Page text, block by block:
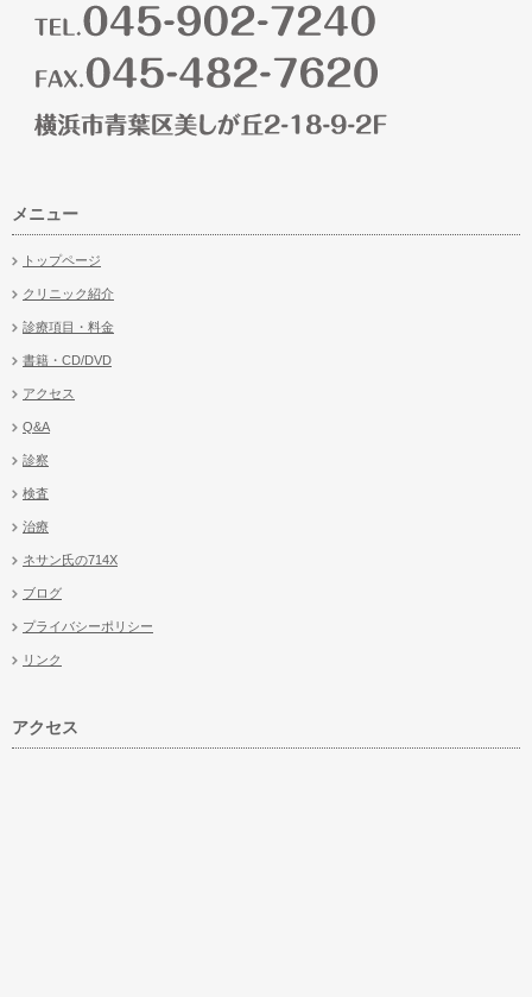
メニュー
トップページ
クリニック紹介
診療項目・料金
書籍・CD/DVD
アクセス
Q&A
診察
検査
治療
ネサン氏の714X
ブログ
プライバシーポリシー
リンク
アクセス